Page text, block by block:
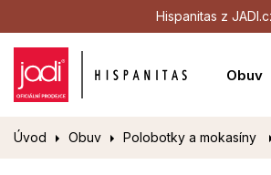
Hispanitas z
Obuv
Úvod Obuv Polobotky a mokasíny